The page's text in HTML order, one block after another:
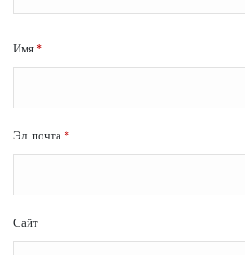
Имя *
Эл. почта *
Сайт